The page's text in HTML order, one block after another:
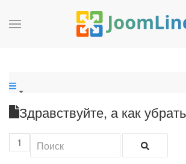
Здравствуйте, а как
1